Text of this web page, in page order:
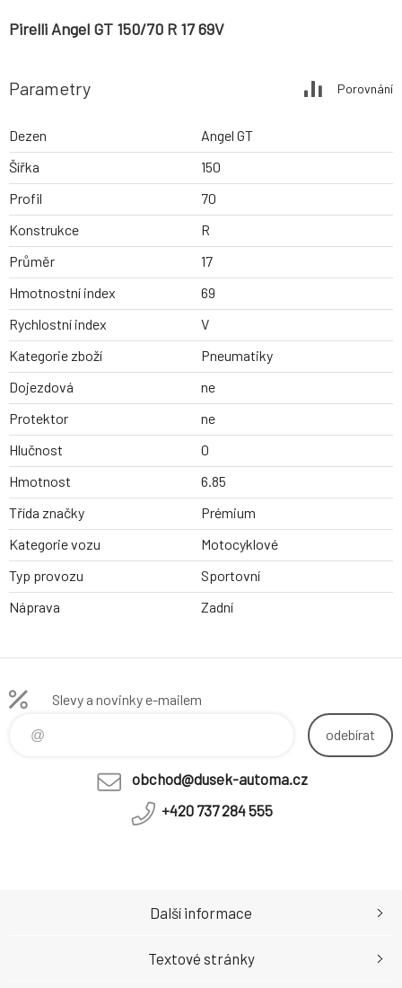
Pirelli Angel GT 150/70 R 17 69V
Parametry Porovnání
Dezen
Angel GT
Šířka
150
Profil
70
Konstrukce
R
Průměr
17
Hmotnostní index
69
Rychlostní index
V
Kategorie zboží
Pneumatiky
Dojezdová
ne
Protektor
ne
Hlučnost
0
Hmotnost
6.85
Třída značky
Prémium
Kategorie vozu
Motocyklové
Typ provozu
Sportovní
Náprava
Zadní
Slevy a novinky e-mailem
odebírat
obchod@dusek-automa.cz
+420 737 284 555
Další informace
Textové stránky